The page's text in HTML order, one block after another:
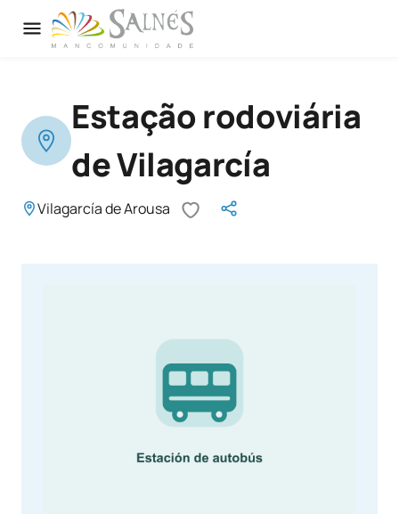
Estação rodoviária
de Vilagarcía
Vilagarcía de Arousa